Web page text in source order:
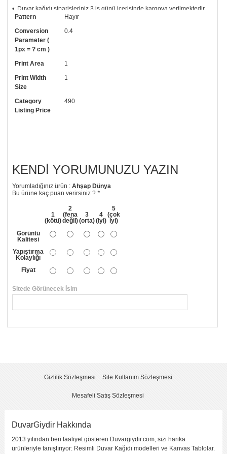
• Duvar kağıdı siparişleriniz 3 iş günü içerisinde kargoya verilmektedir
ve sağlam silindir karton kutular içerisinde gönderilmektedir.
• Tutkalınız, siparişiniz ile birlikte ücretsiz olarak gönderilecektir.
Uygulaması standart duvar kağıdı ile aynıdır. Siparişiniz ile birlikte
uygulama kılavuzu da gönderilecektir.
• Resimli duvar kağıdı modelinizi siyah beyaz renklerde istiyorsanız bizi
arayıp talebinizi iletebilirsiniz.
• Görselde düzenleme yaptırmak istiyorsanız yine bize telefon
numaramızdan ulaşabilirsiniz.
Pattern
Hayır
Conversion
Parameter (
1px = ? cm )
0.4
Print Area
1
Print Width
Size
1
Category
Listing Price
490
KENDI YORUMUNUZU YAZIN
Yorumladığınız ürün :Ahşap Dünya
Bu ürüne kaç puan verirsiniz ?*
1
(kötü)
2
(fena
değil)
3
(orta)
4
(iyi)
5
(çok
iyi)
Görüntü
Kalitesi
Yapıştırma
Kolaylığı
Fiyat
Sitede Görünecek İsim
Yorumu Gönder
Gizlilik Sözleşmesi Site Kullanım Sözleşmesi
Mesafeli Satış Sözleşmesi
DuvarGiydir Hakkında
2013 yılından beri faaliyet gösteren Duvargiydir.com, sizi harika
ürünleriyle tanıştırıyor: Resimli Duvar Kağıdı modelleri ve Kanvas Tablolar.